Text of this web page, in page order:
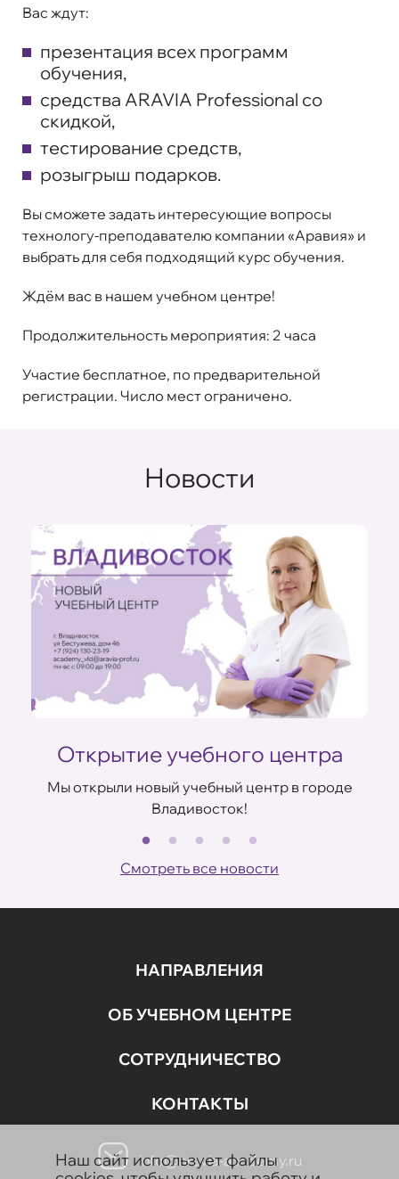
Вас ждут:
презентация всех программ
обучения,
средства ARAVIA Professional со
скидкой,
тестирование средств,
розыгрыш подарков.
Вы сможете задать интересующие вопросы
технологу-преподавателю компании «Аравия» и
выбрать для себя подходящий курс обучения.
Ждём вас в нашем учебном центре!
Продолжительность мероприятия: 2 часа
Участие бесплатное, по предварительной
регистрации. Число мест ограничено.
Новости
Открытие учебного центра
Мы открыли новый учебный центр в городе
Владивосток!
Смотреть все новости
НАПРАВЛЕНИЯ
ОБ УЧЕБНОМ ЦЕНТРЕ
СОТРУДНИЧЕСТВО
КОНТАКТЫ
info@aravia-academy.ru
Наш сайт использует файлы